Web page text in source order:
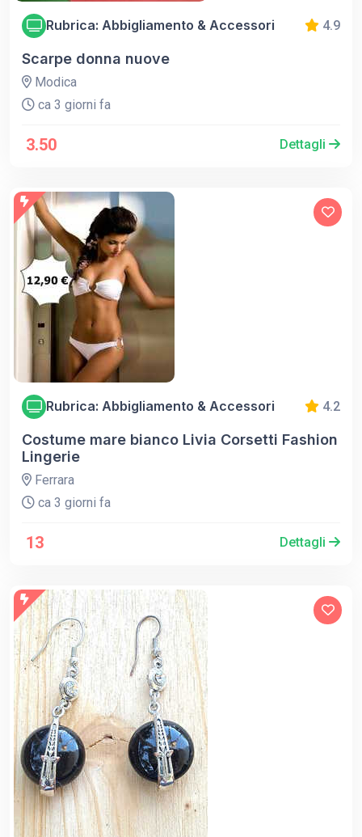
Rubrica: Abbigliamento & Accessori 4.9
Scarpe donna nuove
Modica
ca 3 giorni fa
3.50 Dettagli
Rubrica: Abbigliamento & Accessori 4.2
Costume mare bianco Livia Corsetti Fashion
Lingerie
Ferrara
ca 3 giorni fa
13 Dettagli